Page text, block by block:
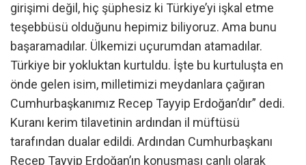
girişimi değil, hiç şüphesiz ki Türkiye’yi işkal etme
teşebbüsü olduğunu hepimiz biliyoruz. Ama bunu
başaramadılar. Ülkemizi uçurumdan atamadılar.
Türkiye bir yokluktan kurtuldu. İşte bu kurtuluşta en
önde gelen isim, milletimizi meydanlara çağıran
Cumhurbaşkanımız Recep Tayyip Erdoğan’dır” dedi.
Kuranı kerim tilavetinin ardından il müftüsü
tarafından dualar edildi. Ardından Cumhurbaşkanı
Recep Tayyip Erdoğan’ın konuşması canlı olarak